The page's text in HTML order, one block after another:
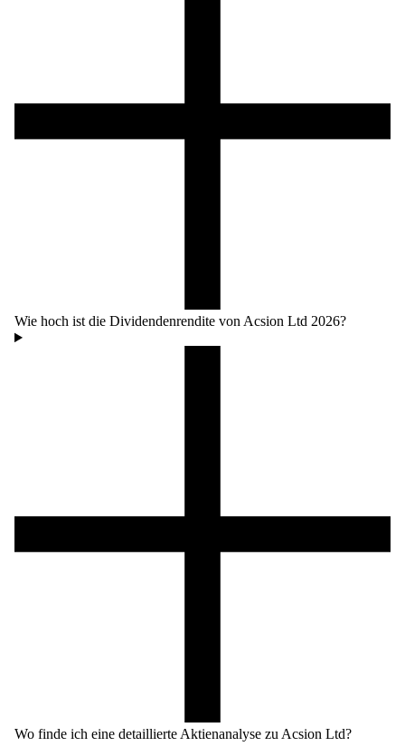
Wie hoch ist die Dividendenrendite von Acsion Ltd 2026?
Wo finde ich eine detaillierte Aktienanalyse zu Acsion Ltd?